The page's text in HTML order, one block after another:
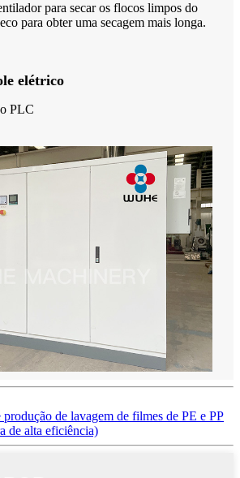
para secar os flocos limpos do
para obter uma secagem mais longa.
elétrico
PLC
de lavagem de filmes de PE e PP
de alta eficiência)